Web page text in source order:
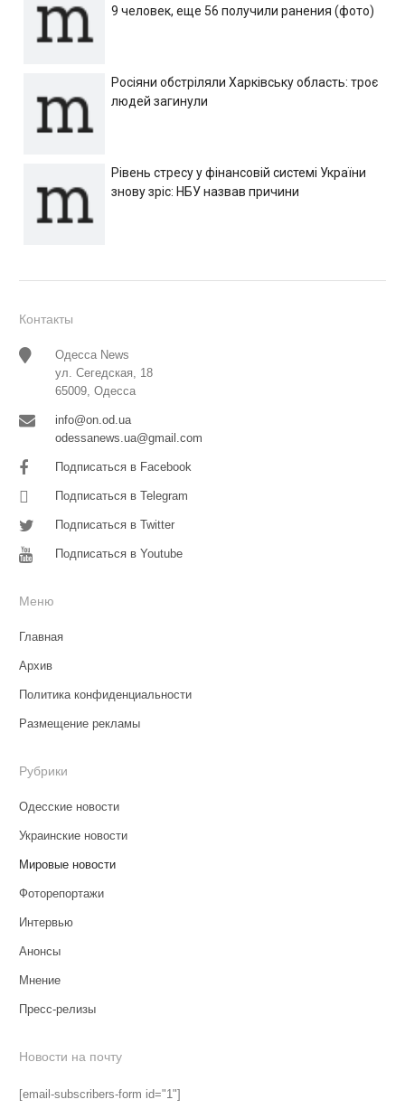
9 человек, еще 56 получили ранения (фото)
Росіяни обстріляли Харківську область: троє
людей загинули
Рівень стресу у фінансовій системі України
знову зріс: НБУ назвав причини
Контакты
Одесса News
ул. Сегедская, 18
65009, Одесса
info@on.od.ua
odessanews.ua@gmail.com
Подписаться в Facebook
Подписаться в Telegram
Подписаться в Twitter
Подписаться в Youtube
Меню
Главная
Архив
Политика конфиденциальности
Размещение рекламы
Рубрики
Одесские новости
Украинские новости
Мировые новости
Фоторепортажи
Интервью
Анонсы
Мнение
Пресс-релизы
Новости на почту
[email-subscribers-form id="1"]